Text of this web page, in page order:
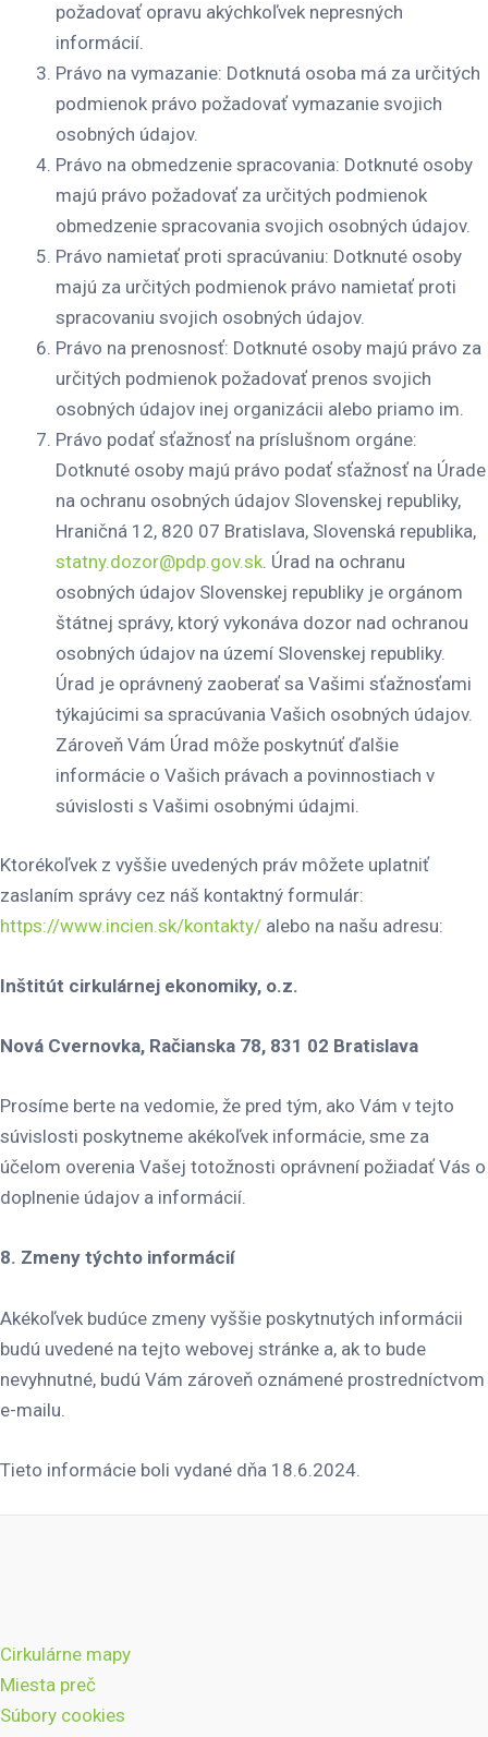
požadovať opravu akýchkoľvek nepresných
informácií.
Právo na vymazanie: Dotknutá osoba má za určitých
podmienok právo požadovať vymazanie svojich
osobných údajov.
Právo na obmedzenie spracovania: Dotknuté osoby
majú právo požadovať za určitých podmienok
obmedzenie spracovania svojich osobných údajov.
Právo namietať proti spracúvaniu: Dotknuté osoby
majú za určitých podmienok právo namietať proti
spracovaniu svojich osobných údajov.
Právo na prenosnosť: Dotknuté osoby majú právo za
určitých podmienok požadovať prenos svojich
osobných údajov inej organizácii alebo priamo im.
Právo podať sťažnosť na príslušnom orgáne:
Dotknuté osoby majú právo podať sťažnosť na Úrade
na ochranu osobných údajov Slovenskej republiky,
Hraničná 12, 820 07 Bratislava, Slovenská republika,
statny.dozor@pdp.gov.sk. Úrad na ochranu
osobných údajov Slovenskej republiky je orgánom
štátnej správy, ktorý vykonáva dozor nad ochranou
osobných údajov na území Slovenskej republiky.
Úrad je oprávnený zaoberať sa Vašimi sťažnosťami
týkajúcimi sa spracúvania Vašich osobných údajov.
Zároveň Vám Úrad môže poskytnúť ďalšie
informácie o Vašich právach a povinnostiach v
súvislosti s Vašimi osobnými údajmi.
Ktorékoľvek z vyššie uvedených práv môžete uplatniť
zaslaním správy cez náš kontaktný formulár:
https://www.incien.sk/kontakty/ alebo na našu adresu:
Inštitút cirkulárnej ekonomiky, o.z.
Nová Cvernovka, Račianska 78, 831 02 Bratislava
Prosíme berte na vedomie, že pred tým, ako Vám v tejto
súvislosti poskytneme akékoľvek informácie, sme za
účelom overenia Vašej totožnosti oprávnení požiadať Vás o
doplnenie údajov a informácií.
8. Zmeny týchto informácií
Akékoľvek budúce zmeny vyššie poskytnutých informácii
budú uvedené na tejto webovej stránke a, ak to bude
nevyhnutné, budú Vám zároveň oznámené prostredníctvom
e-mailu.
Tieto informácie boli vydané dňa 18.6.2024.
Cirkulárne mapy
Miesta preč
Súbory cookies